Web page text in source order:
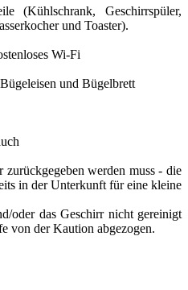
(Kühlschrank, Geschirrspüler,
und Toaster).
Wi-Fi
und Bügelbrett
werden muss - die
in der Unterkunft für eine kleine
oder das Geschirr nicht gereinigt
von der Kaution abgezogen.